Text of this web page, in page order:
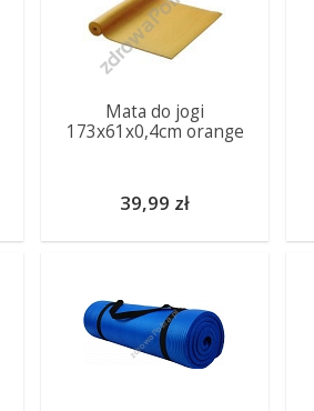
Mata do jogi
173x61x0,4cm orange
39,99 zł